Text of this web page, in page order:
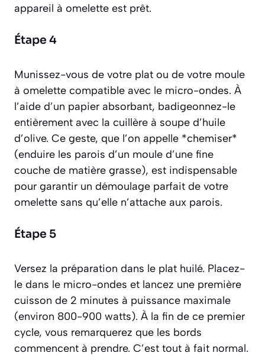
appareil à omelette est prêt.
Étape 4
Munissez-vous de votre plat ou de votre moule
à omelette compatible avec le micro-ondes. À
l’aide d’un papier absorbant, badigeonnez-le
entièrement avec la cuillère à soupe d’huile
d’olive. Ce geste, que l’on appelle *chemiser*
(enduire les parois d’un moule d’une fine
couche de matière grasse), est indispensable
pour garantir un démoulage parfait de votre
omelette sans qu’elle n’attache aux parois.
Étape 5
Versez la préparation dans le plat huilé. Placez-
le dans le micro-ondes et lancez une première
cuisson de 2 minutes à puissance maximale
(environ 800-900 watts). À la fin de ce premier
cycle, vous remarquerez que les bords
commencent à prendre. C’est tout à fait normal.